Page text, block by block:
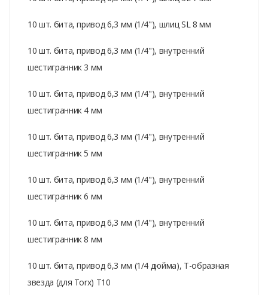
10 шт. бита, привод 6,3 мм (1/4"), шлиц SL 8 мм
10 шт. бита, привод 6,3 мм (1/4"), внутренний
шестигранник 3 мм
10 шт. бита, привод 6,3 мм (1/4"), внутренний
шестигранник 4 мм
10 шт. бита, привод 6,3 мм (1/4"), внутренний
шестигранник 5 мм
10 шт. бита, привод 6,3 мм (1/4"), внутренний
шестигранник 6 мм
10 шт. бита, привод 6,3 мм (1/4"), внутренний
шестигранник 8 мм
10 шт. бита, привод 6,3 мм (1/4 дюйма), T-образная
звезда (для Torx) T10